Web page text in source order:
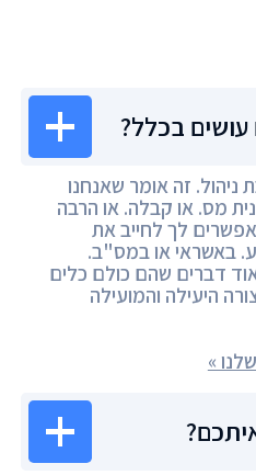
בכלל?
זה אומר שאנחנו
מס. או קבלה. או הרבה
לך לחייב את
באשראי או במס"ב.
דברים שהם כולם כלים
היעילה והמועילה
»